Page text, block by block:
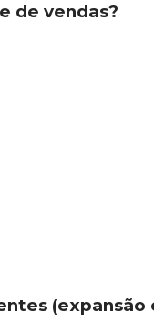
de vendas?
(expansão